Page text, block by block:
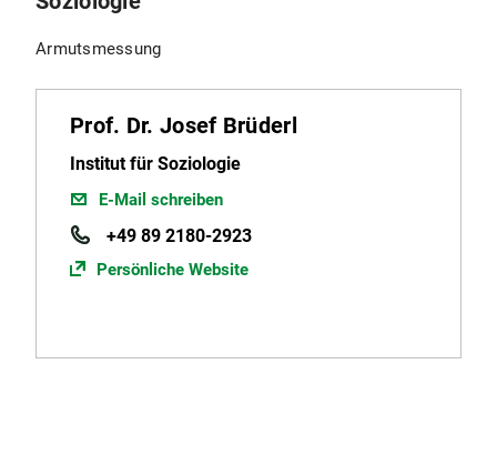
Armutsmessung
Prof. Dr. Josef Brüderl
Institut für Soziologie
E-Mail schreiben
+49 89 2180-2923
Persönliche Website